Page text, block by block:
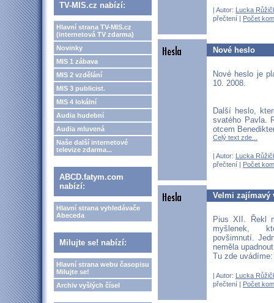
TV-MIS.cz nabízí:
Hlavní strana TV-MIS.cz
(internetová TV zdarma)
Novinky
MIS 1 zábava
MIS 2 vzdělání
MIS 3 publicist.
MIS 4 lokální
Audia hudební
Audia mluvená
Naše další internetové
televize zdarma...
ABCD.fatym.com
nabízí:
Hlavní strana vyhledávače
Abeceda
Milujte se! nabízí:
Hlavní strana webu časopisu
Milujte se!
Archiv vyšlých čísel
| Autor:
Lucka
přečtení |
Počet
Nové heslo
Nové heslo je
10. 2008.
Další heslo,
svatého Pavla.
otcem
Celý text zde...
| Autor: Lucka
přečtení | Počet
Velmi zajímavý
Pius XII. Řekl
myšlenek,
povšimnutí.
neměla
Tu zde
| Autor: Lucka
přečtení | Počet